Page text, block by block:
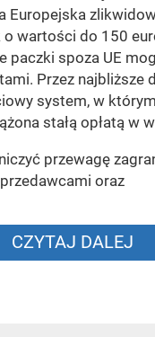
Europejska
o wartości do 150
paczki spoza UE
Przez najbliższe
system, w
stałą opłatą w
przewagę
oraz
CZYTAJ DALEJ